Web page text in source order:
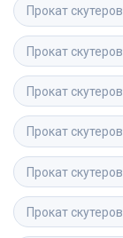
Прокат скутеров
Прокат скутеров
Прокат скутеров
Прокат скутеров
Прокат скутеров
Прокат скутеров